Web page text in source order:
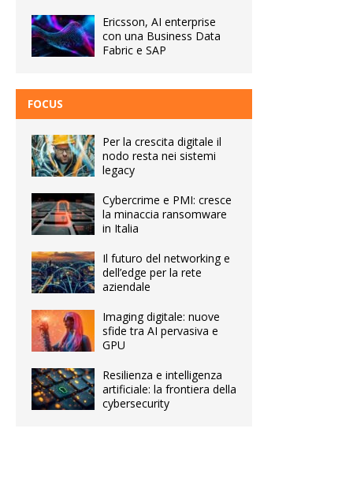
Ericsson, AI enterprise
con una Business Data
Fabric e SAP
FOCUS
Per la crescita digitale il
nodo resta nei sistemi
legacy
Cybercrime e PMI: cresce
la minaccia ransomware
in Italia
Il futuro del networking e
dell’edge per la rete
aziendale
Imaging digitale: nuove
sfide tra AI pervasiva e
GPU
Resilienza e intelligenza
artificiale: la frontiera della
cybersecurity